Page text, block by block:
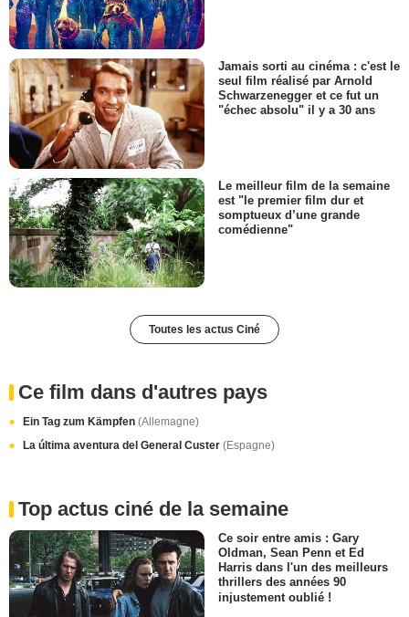
Jamais sorti au cinéma : c'est le
seul film réalisé par Arnold
Schwarzenegger et ce fut un
"échec absolu" il y a 30 ans
Le meilleur film de la semaine
est "le premier film dur et
somptueux d’une grande
comédienne"
Toutes les actus Ciné
Ce film dans d'autres pays
Ein Tag zum Kämpfen (Allemagne)
La última aventura del General Custer (Espagne)
Top actus ciné de la semaine
Ce soir entre amis : Gary
Oldman, Sean Penn et Ed
Harris dans l'un des meilleurs
thrillers des années 90
injustement oublié !